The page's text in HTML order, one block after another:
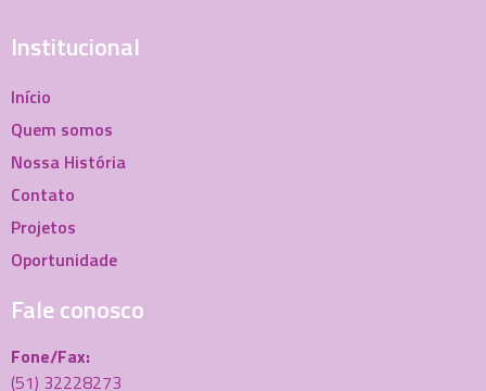
Institucional
Início
Quem somos
Nossa História
Contato
Projetos
Oportunidade
Fale conosco
Fone/Fax:
(51) 32228273